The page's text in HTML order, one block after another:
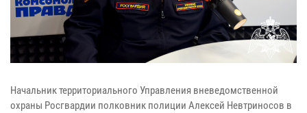
Начальник территориального Управления вневедомственной
охраны Росгвардии полковник полиции Алексей Невтриносов в